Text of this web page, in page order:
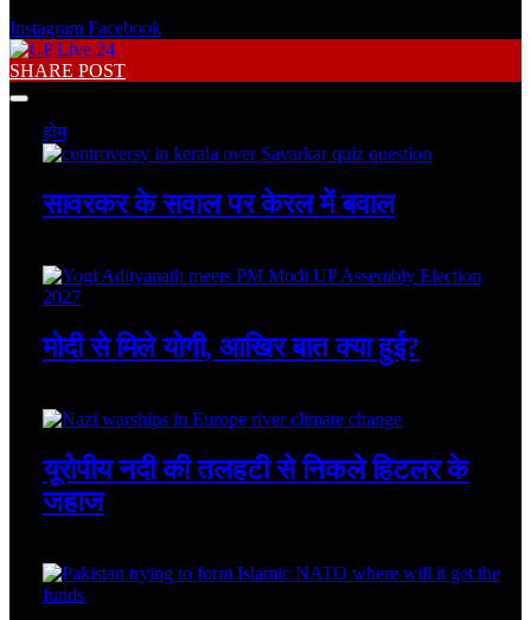
Instagram Facebook
SHARE POST
होम
सावरकर के सवाल पर केरल में बवाल
मोदी से मिले योगी, आखिर बात क्या हुई?
यूरोपीय नदी की तलहटी से निकले हिटलर के
जहाज